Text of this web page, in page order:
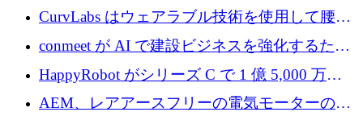
ップ、Ore Energy が新たな投資ラウンドで
CurvLabs はウェアラブル技術を使用して腰痛
治療をどのように再考しているか
conmeet が AI で建設ビジネスを強化するため
に 600 万ユーロを調達
HappyRobot がシリーズ C で 1 億 5,000 万ド
ルを獲得し、企業運営向けにエージェント AI
AEM、レアアースフリーの電気モーターの革